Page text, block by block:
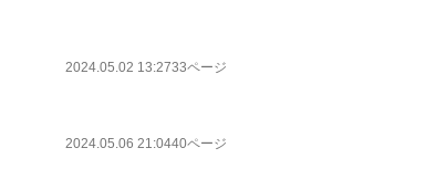
2024.05.02 13:2733ページ
2024.05.06 21:0440ページ